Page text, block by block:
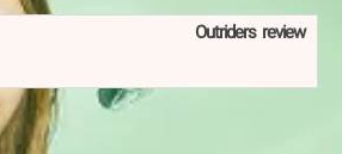
Outriders review